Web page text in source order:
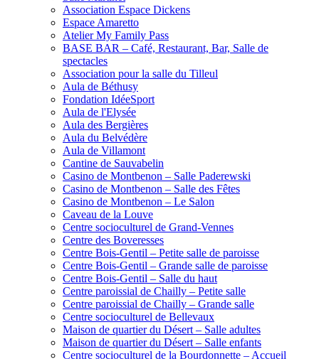
Association Espace Dickens
Espace Amaretto
Atelier My Family Pass
BASE BAR – Café, Restaurant, Bar, Salle de
spectacles
Association pour la salle du Tilleul
Aula de Béthusy
Fondation IdéeSport
Aula de l'Elysée
Aula des Bergières
Aula du Belvédère
Aula de Villamont
Cantine de Sauvabelin
Casino de Montbenon – Salle Paderewski
Casino de Montbenon – Salle des Fêtes
Casino de Montbenon – Le Salon
Caveau de la Louve
Centre socioculturel de Grand-Vennes
Centre des Boveresses
Centre Bois-Gentil – Petite salle de paroisse
Centre Bois-Gentil – Grande salle de paroisse
Centre Bois-Gentil – Salle du haut
Centre paroissial de Chailly – Petite salle
Centre paroissial de Chailly – Grande salle
Centre socioculturel de Bellevaux
Maison de quartier du Désert – Salle adultes
Maison de quartier du Désert – Salle enfants
Centre socioculturel de la Bourdonnette – Accueil